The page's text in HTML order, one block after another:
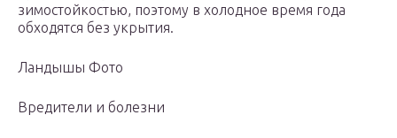
зимостойкостью, поэтому в холодное время года
обходятся без укрытия.
Ландышы Фото
Вредители и болезни